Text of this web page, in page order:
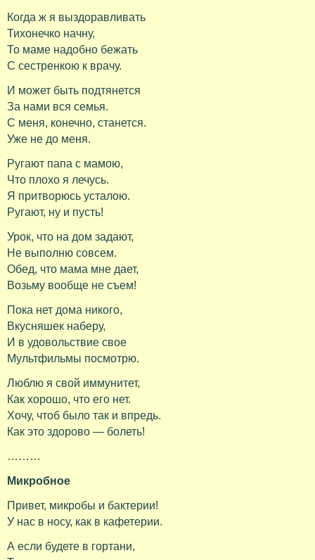
Когда ж я выздоравливать
Тихонечко начну,
То маме надобно бежать
С сестренкою к врачу.
И может быть подтянется
За нами вся семья.
С меня, конечно, станется.
Уже не до меня.
Ругают папа с мамою,
Что плохо я лечусь.
Я притворюсь усталою.
Ругают, ну и пусть!
Урок, что на дом задают,
Не выполню совсем.
Обед, что мама мне дает,
Возьму вообще не съем!
Пока нет дома никого,
Вкусняшек наберу,
И в удовольствие свое
Мультфильмы посмотрю.
Люблю я свой иммунитет,
Как хорошо, что его нет.
Хочу, чтоб было так и впредь.
Как это здорово — болеть!
………
Микробное
Привет, микробы и бактерии!
У нас в носу, как в кафетерии.
А если будете в гортани,